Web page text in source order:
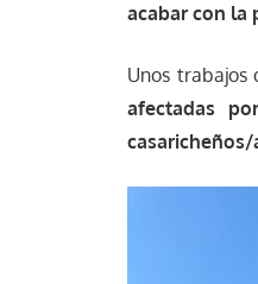
acabar con la
Unos trabajos
afectadas
casaricheños/